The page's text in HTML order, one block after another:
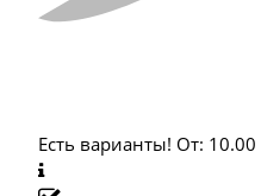
Есть варианты! От: 10.00